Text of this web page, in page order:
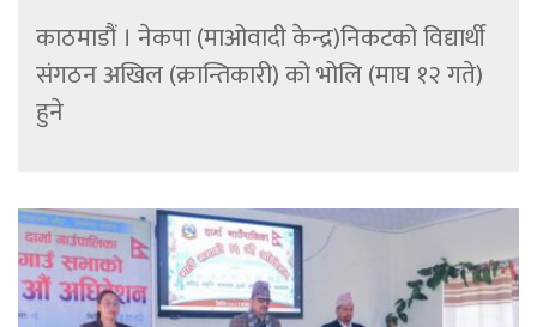
काठमाडौं । नेकपा (माओवादी केन्द्र)निकटको विद्यार्थी
संगठन अखिल (क्रान्तिकारी) को भोलि (माघ १२ गते)
हुने